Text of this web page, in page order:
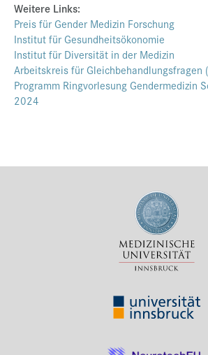
Weitere Links:
Preis für Gender Medizin Forschung
Institut für Gesundheitsökonomie
Institut für Diversität in der Medizin
Arbeitskreis für Gleichbehandlungsfragen
Programm Ringvorlesung Gendermedizin
2024